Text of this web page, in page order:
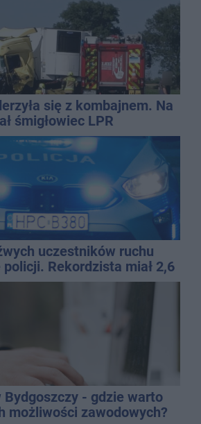
się z kombajnem. Na
śmigłowiec LPR
uczestników ruchu
policji. Rekordzista miał 2,6
Bydgoszczy - gdzie warto
możliwości zawodowych?